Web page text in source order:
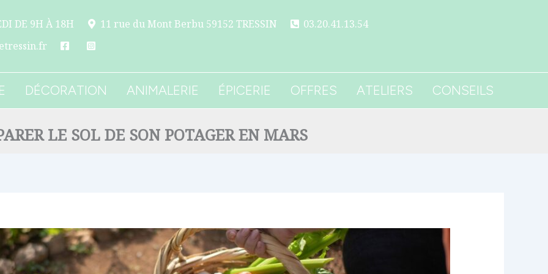
DE 9H À 18H 11 rue du Mont Berbu 59152 TRESSIN
03.20.41.13.54
DÉCORATION ANIMALERIE ÉPICERIE OFFRES ATELIERS CONSEILS
LE SOL DE SON POTAGER EN MARS